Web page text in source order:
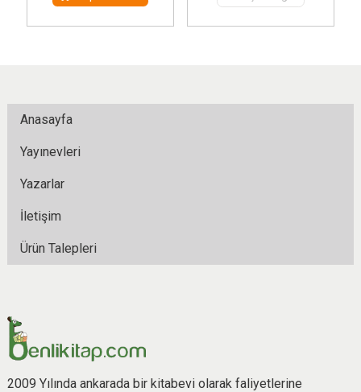
Anasayfa
Yayınevleri
Yazarlar
İletişim
Ürün Talepleri
2009 Yılında ankarada bir kitabevi olarak faliyetlerine